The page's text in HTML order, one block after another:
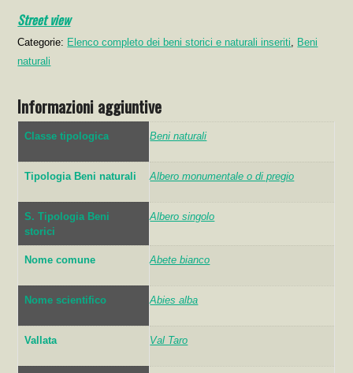
Street view
Categorie: Elenco completo dei beni storici e naturali inseriti
Beni
naturali
Informazioni aggiuntive
Classe tipologica Beni naturali
Tipologia Beni naturali Albero monumentale o di pregio
S. Tipologia Beni
storici
Albero singolo
Nome comune Abete bianco
Nome scientifico Abies alba
Vallata Val Taro